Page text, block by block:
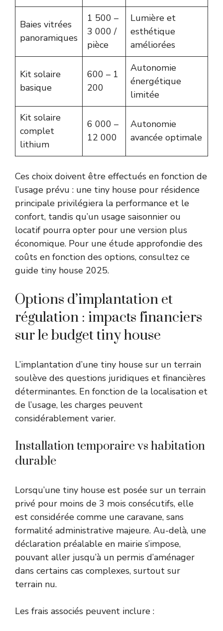
Baies vitrées
panoramiques
1 500 –
3 000 /
pièce
Lumière et
esthétique
améliorées
Kit solaire
basique
600 – 1
200
Autonomie
énergétique
limitée
Kit solaire
complet
lithium
6 000 –
12 000
Autonomie
avancée optimale
Ces choix doivent être effectués en fonction de
l’usage prévu : une tiny house pour résidence
principale privilégiera la performance et le
confort, tandis qu’un usage saisonnier ou
locatif pourra opter pour une version plus
économique. Pour une étude approfondie des
coûts en fonction des options, consultez ce
guide tiny house 2025.
Options d’implantation et
régulation : impacts financiers
sur le budget tiny house
L’implantation d’une tiny house sur un terrain
soulève des questions juridiques et financières
déterminantes. En fonction de la localisation et
de l’usage, les charges peuvent
considérablement varier.
Installation temporaire vs habitation
durable
Lorsqu’une tiny house est posée sur un terrain
privé pour moins de 3 mois consécutifs, elle
est considérée comme une caravane, sans
formalité administrative majeure. Au-delà, une
déclaration préalable en mairie s’impose,
pouvant aller jusqu’à un permis d’aménager
dans certains cas complexes, surtout sur
terrain nu.
Les frais associés peuvent inclure :